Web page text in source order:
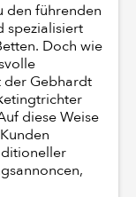
den führenden
spezialisiert
Doch wie
der Gebhardt
diese Weise